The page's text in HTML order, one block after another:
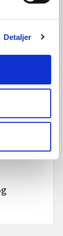
Detaljer